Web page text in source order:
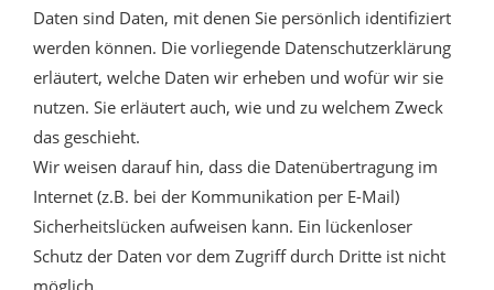
Daten sind Daten, mit denen Sie persönlich identifiziert
werden können. Die vorliegende Datenschutzerklärung
erläutert, welche Daten wir erheben und wofür wir sie
nutzen. Sie erläutert auch, wie und zu welchem Zweck
das geschieht.
Wir weisen darauf hin, dass die Datenübertragung im
Internet (z.B. bei der Kommunikation per E-Mail)
Sicherheitslücken aufweisen kann. Ein lückenloser
Schutz der Daten vor dem Zugriff durch Dritte ist nicht
möglich.